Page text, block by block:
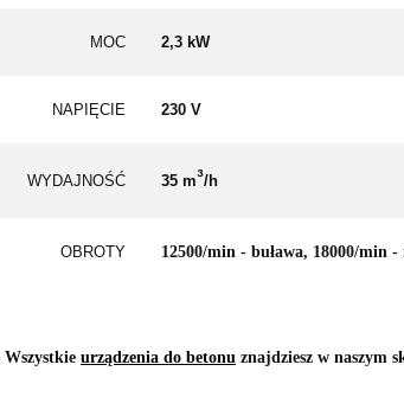
MOC 2,3 kW
NAPIĘCIE 230 V
WYDAJNOŚĆ 35 m³/h
OBROTY 12500/min - buława, 18000/min -
Wszystkie urządzenia do betonu znajdziesz w naszym